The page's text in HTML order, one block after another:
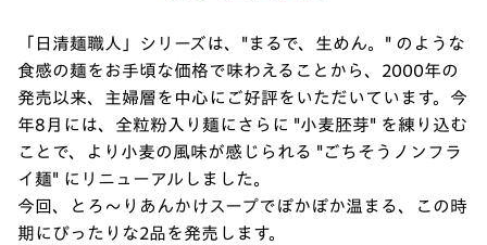
「日清麺職人」シリーズは、"まるで、生めん。" のような
食感の麺をお手頃な価格で味わえることから、2000年の
発売以来、主婦層を中心にご好評をいただいています。今
年8月には、全粒粉入り麺にさらに "小麦胚芽" を練り込む
ことで、より小麦の風味が感じられる "ごちそうノンフラ
イ麺" にリニューアルしました。
今回、とろ～りあんかけスープでぽかぽか温まる、この時
期にぴったりな2品を発売します。